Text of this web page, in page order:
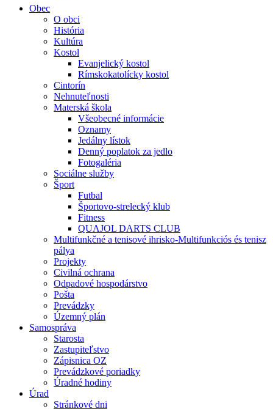
Obec
O obci
História
Kultúra
Kostol
Evanjelický kostol
Rímskokatolícky kostol
Cintorín
Nehnuteľnosti
Materská škola
Všeobecné informácie
Oznamy
Jedálny lístok
Denný poplatok za jedlo
Fotogaléria
Sociálne služby
Šport
Futbal
Športovo-strelecký klub
Fitness
QUAJOL DARTS CLUB
Multifunkčné a tenisové ihrisko-Multifunkciós és tenisz
pálya
Projekty
Civilná ochrana
Odpadové hospodárstvo
Pošta
Prevádzky
Územný plán
Samospráva
Starosta
Zastupiteľstvo
Zápisnica OZ
Prevádzkové poriadky
Úradné hodiny
Úrad
Stránkové dni